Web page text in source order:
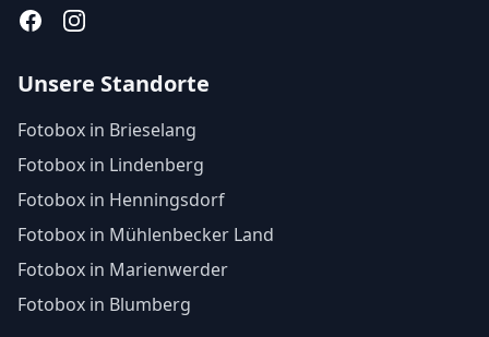
FacebookInstagram
Unsere Standorte
Fotobox in Brieselang
Fotobox in Lindenberg
Fotobox in Henningsdorf
Fotobox in Mühlenbecker Land
Fotobox in Marienwerder
Fotobox in Blumberg